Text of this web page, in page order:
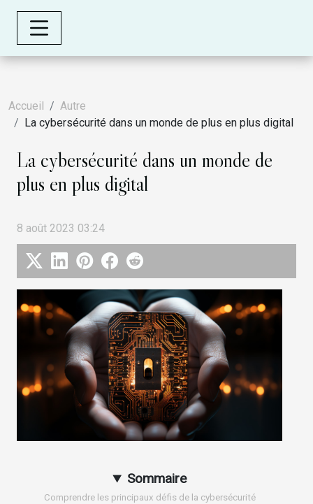
Accueil
Autre
La cybersécurité dans un monde de plus en plus digital
La cybersécurité dans un monde de
plus en plus digital
8 août 2023 03:24
Sommaire
Comprendre les principaux défis de la cybersécurité